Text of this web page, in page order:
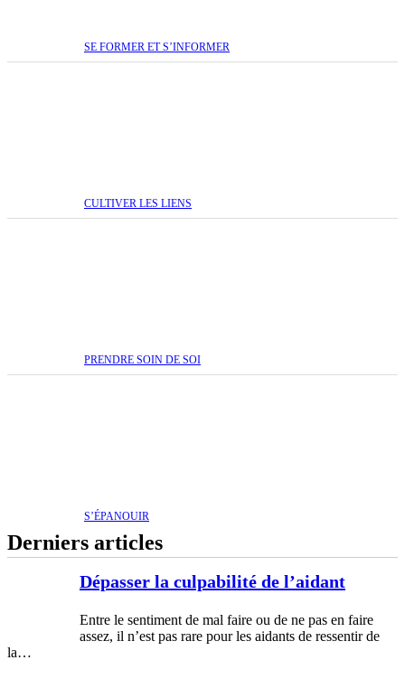
SE FORMER ET S’INFORMER
CULTIVER LES LIENS
PRENDRE SOIN DE SOI
S’ÉPANOUIR
Derniers articles
Dépasser la culpabilité de l’aidant
Entre le sentiment de mal faire ou de ne pas en faire
assez, il n’est pas rare pour les aidants de ressentir de
la…